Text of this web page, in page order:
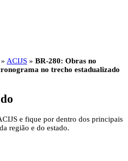
» ACIJS » BR-280: Obras no
no trecho estadualizado
e fique por dentro dos principais
região e do estado.